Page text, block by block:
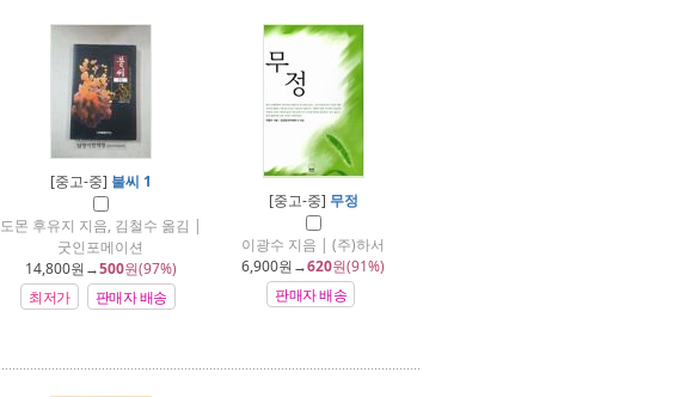
[중고-중] 불씨 1
도몬 후유지 지음, 김철수 옮김 |
굿인포메이션
14,800원→500원(97%)
최저가
판매자 배송
[중고-중] 무정
이광수 지음 | (주)하서
6,900원→620원(91%)
판매자 배송